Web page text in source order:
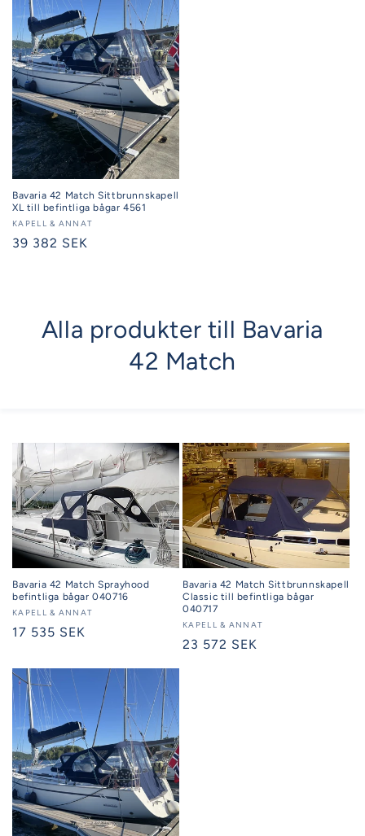
Bavaria 42 Match Sittbrunnskapell
XL till befintliga bågar 4561
Säljare:
KAPELL & ANNAT
Ordinarie
39 382 SEK
Alla produkter till Bavaria
42 Match
Bavaria 42 Match Sprayhood
befintliga bågar 040716
Säljare:
KAPELL & ANNAT
Ordinarie
17 535 SEK
Bavaria 42 Match Sittbrunnskapell
Classic till befintliga bågar
040717
Säljare:
KAPELL & ANNAT
Ordinarie
23 572 SEK